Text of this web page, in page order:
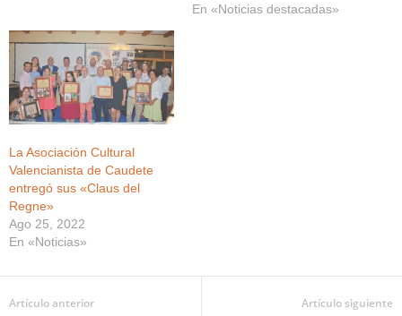
En «Noticias destacadas»
La Asociación Cultural
Valencianista de Caudete
entregó sus «Claus del
Regne»
Ago 25, 2022
En «Noticias»
Artículo anterior Artículo siguiente